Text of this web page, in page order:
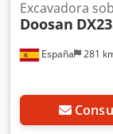
España 281
Excavadora
Doosan